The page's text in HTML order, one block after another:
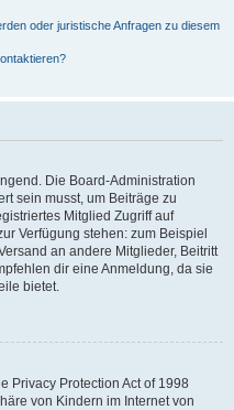
oder juristische Anfragen zu diesem
Die Board-Administration
sein musst, um Beiträge zu
Mitglied Zugriff auf
Verfügung stehen: zum Beispiel
an andere Mitglieder, Beitritt
dir eine Anmeldung, da sie
bietet.
Privacy Protection Act of 1998
von Kindern im Internet von